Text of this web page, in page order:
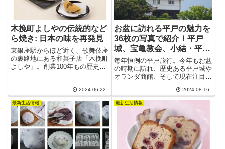
木挽町よしやの伝統的など
ら焼き: 日本の味を再発見
東銀座駅からほど近く、歌舞伎座
の裏路地にある和菓子店「木挽町
よしや」。創業100年もの歴史が
です。中でも人気の品は、半月型
が愛らしい「どら焼き」。
2024.06.22
お盆に訪れる平戸の魅力を
36枚の写真で紹介！平戸
城、宝亀教会、小結・平戸
海の故郷から最新の根獅子
海水浴場情報まで
毎年恒例の平戸旅行。今年もお盆
の時期に訪れ、歴史ある平戸城や
オランダ商館、そして現在注目の
など、平戸の魅力を存分に堪能し
てきました。最新の根獅子海水浴
場の様子も含め、36枚の写真と
共にご紹介します。過去にアップ
したブログ情報も参考にしなが
ら、平戸の歴史と風景に触れてみ
てください。
2024.08.16
最新生活情報 最新生活情報